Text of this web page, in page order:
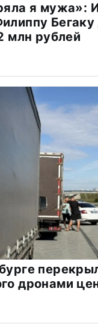
я мужа»:
млн рублей
дронами